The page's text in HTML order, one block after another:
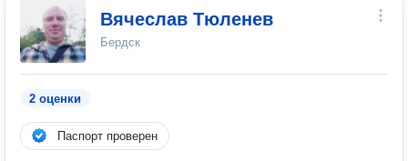
Вячеслав Тюленев
Бердск
2 оценки
Паспорт проверен